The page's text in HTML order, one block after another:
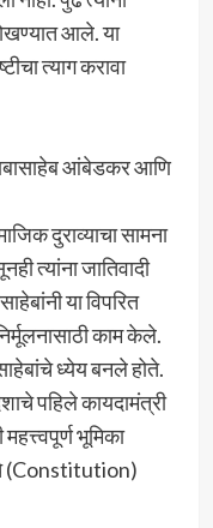
आले. या
त्याग करावा
आंबेडकर आणि
दुराव्याचा सामना
त्यांना जातिवादी
या विपरित
काम केले.
ध्येय बनले होते.
पहिले कायदामंत्री
भूमिका
(Constitution)